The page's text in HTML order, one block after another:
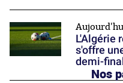
L'Algérie
s'offre
demi-
Nos